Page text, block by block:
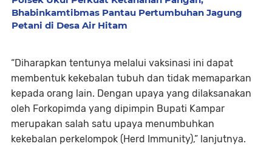
Bhabinkamtibmas Pantau Pertumbuhan Jagung
Petani di Desa Air Hitam
“Diharapkan tentunya melalui vaksinasi ini dapat
membentuk kekebalan tubuh dan tidak memaparkan
kepada orang lain. Dengan upaya yang dilaksanakan
oleh Forkopimda yang dipimpin Bupati Kampar
merupakan salah satu upaya menumbuhkan
kekebalan perkelompok (Herd Immunity),” lanjutnya.